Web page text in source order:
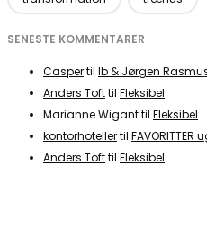
SENESTE KOMMENTARER
Caspertil Ib & Jørgen
Anders Tofttil Fleksibel
Marianne Wiganttil Fleksibel
kontorhotellertil FAVORITTER
Anders Tofttil Fleksibel